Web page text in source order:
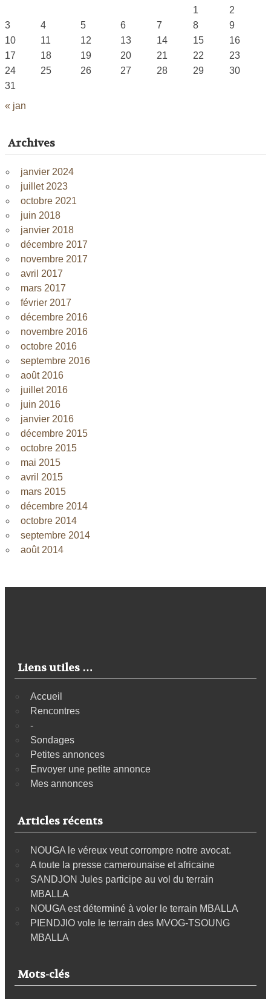
« jan
1
2
3
4 5 6 7 8
9
10
11 12 13 14 15
16
17
18 19 20 21 22
23
24
25 26 27 28 29
30
31
Archives
janvier 2024
juillet 2023
octobre 2021
juin 2018
janvier 2018
décembre 2017
novembre 2017
avril 2017
mars 2017
février 2017
décembre 2016
novembre 2016
octobre 2016
septembre 2016
août 2016
juillet 2016
juin 2016
janvier 2016
décembre 2015
octobre 2015
mai 2015
avril 2015
mars 2015
décembre 2014
octobre 2014
septembre 2014
août 2014
Liens utiles …
Accueil
Rencontres
-
Sondages
Petites annonces
Envoyer une petite annonce
Mes annonces
Articles récents
NOUGA le véreux veut corrompre notre avocat.
A toute la presse camerounaise et africaine
SANDJON Jules participe au vol du terrain
MBALLA
NOUGA est déterminé à voler le terrain MBALLA
PIENDJIO vole le terrain des MVOG-TSOUNG
MBALLA
Mots-clés